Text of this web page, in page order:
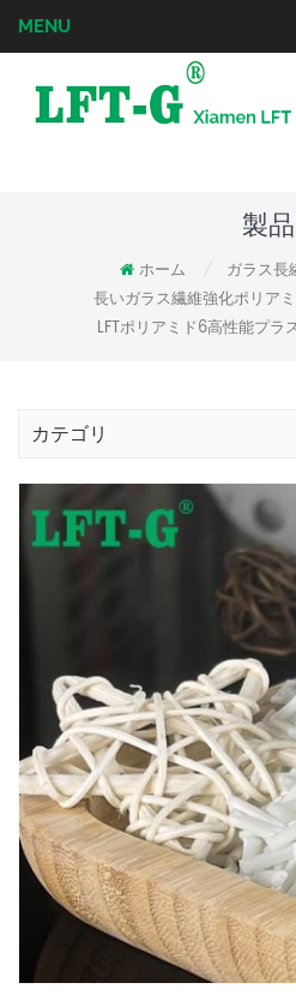
MENU
製品
ホーム ガラス長
長いガラス繊維強化ポリア
LFTポリアミド6高性能プラ
カテゴリ